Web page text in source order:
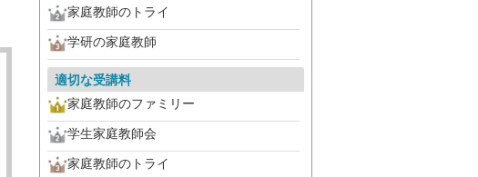
家庭教師のトライ
学研の家庭教師
適切な受講料
家庭教師のファミリー
学生家庭教師会
家庭教師のトライ